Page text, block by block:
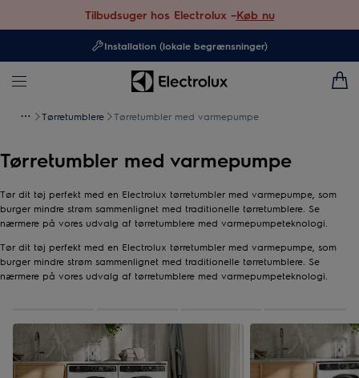
Tilbudsuger hos Electrolux –Køb nu
Installation (lokale begrænsninger)
Tørretumblere Tørretumbler med varmepumpe
Tørretumbler med varmepumpe
Tør dit tøj perfekt med en Electrolux tørretumbler med varmepumpe, som
burger mindre strøm sammenlignet med traditionelle tørretumblere. Se
nærmere på vores udvalg af tørretumblere med varmepumpeteknologi.
Tør dit tøj perfekt med en Electrolux tørretumbler med varmepumpe, som
burger mindre strøm sammenlignet med traditionelle tørretumblere. Se
nærmere på vores udvalg af tørretumblere med varmepumpeteknologi.